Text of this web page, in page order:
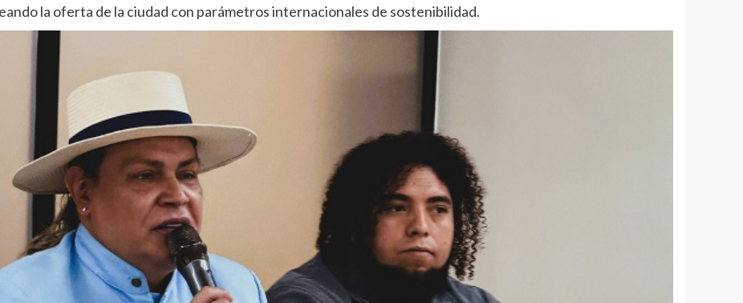
la oferta de la ciudad con parámetros internacionales de sostenibilidad.